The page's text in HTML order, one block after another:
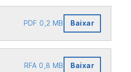
PDF 0,2 MB Baixar
RFA 0,8 MB Baixar